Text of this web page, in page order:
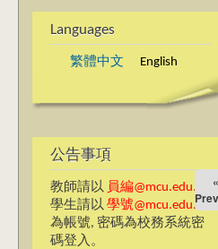
Languages
繁體中文 English
公告事項
教師請以 員編@mcu.edu.tw
學生請以 學號@mcu.edu.tw
為帳號, 密碼為校務系統密
碼登入。
«
Prev